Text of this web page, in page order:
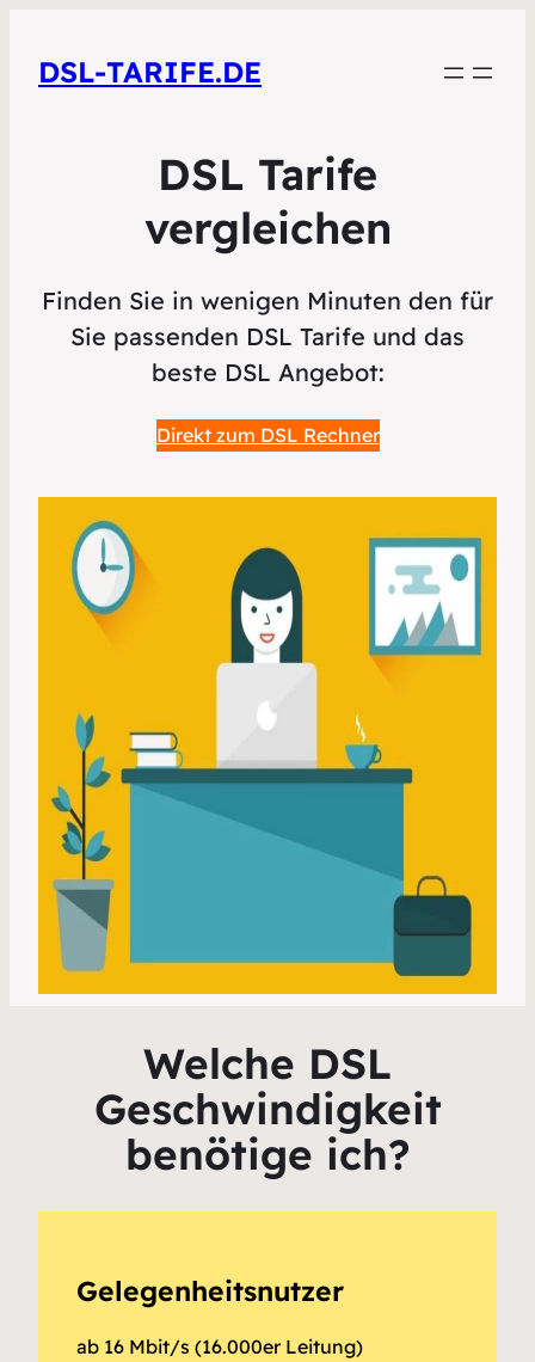
DSL-TARIFE.DE
DSL Tarife
vergleichen
Finden Sie in wenigen Minuten den für
Sie passenden DSL Tarife und das
beste DSL Angebot:
Direkt zum DSL Rechner
Welche DSL
Geschwindigkeit
benötige ich?
Gelegenheitsnutzer
ab 16 Mbit/s (16.000er Leitung)